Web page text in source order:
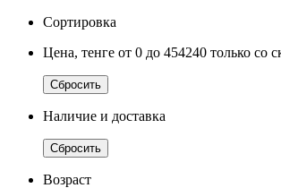
Сортировка
Цена, тенге от 0 до 454240 только со
Сбросить
Наличие и доставка
Сбросить
Возраст